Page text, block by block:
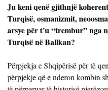
Ju keni qenë gjithnjë
Turqisë, osmanizmit,
arsye për t’u “trembur” nga
Turqisë në Ballkan?
Përpjekja e Shqipërisë për të
përpjekje që e nderon kombin